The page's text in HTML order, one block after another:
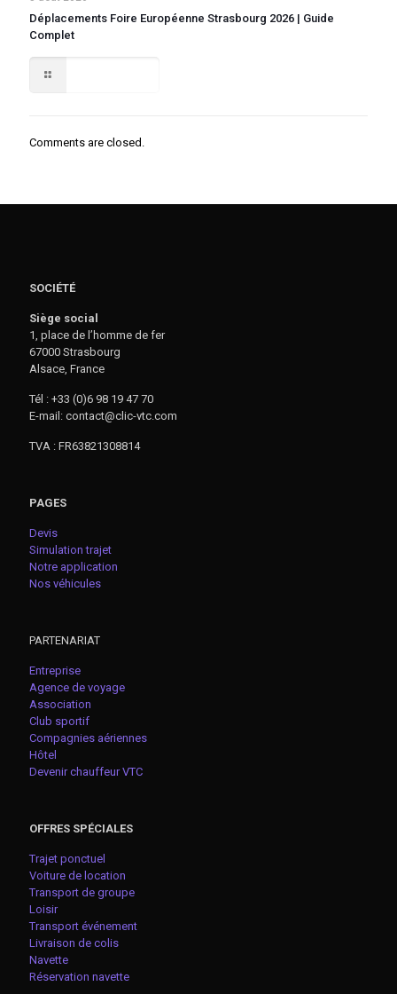
Déplacements Foire Européenne Strasbourg 2026 | Guide
Complet
Comments are closed.
SOCIÉTÉ
Siège social
1, place de l’homme de fer
67000 Strasbourg
Alsace, France
Tél : +33 (0)6 98 19 47 70
E-mail: contact@clic-vtc.com
TVA : FR63821308814
PAGES
Devis
Simulation trajet
Notre application
Nos véhicules
PARTENARIAT
Entreprise
Agence de voyage
Association
Club sportif
Compagnies aériennes
Hôtel
Devenir chauffeur VTC
OFFRES SPÉCIALES
Trajet ponctuel
Voiture de location
Transport de groupe
Loisir
Transport événement
Livraison de colis
Navette
Réservation navette